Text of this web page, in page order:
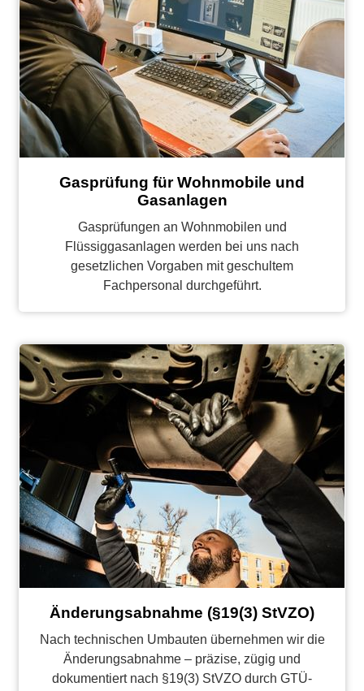
Gasprüfung für Wohnmobile und
Gasanlagen
Gasprüfungen an Wohnmobilen und
Flüssiggasanlagen werden bei uns nach
gesetzlichen Vorgaben mit geschultem
Fachpersonal durchgeführt.
Änderungsabnahme (§19(3) StVZO)
Nach technischen Umbauten übernehmen wir die
Änderungsabnahme – präzise, zügig und
dokumentiert nach §19(3) StVZO durch GTÜ-